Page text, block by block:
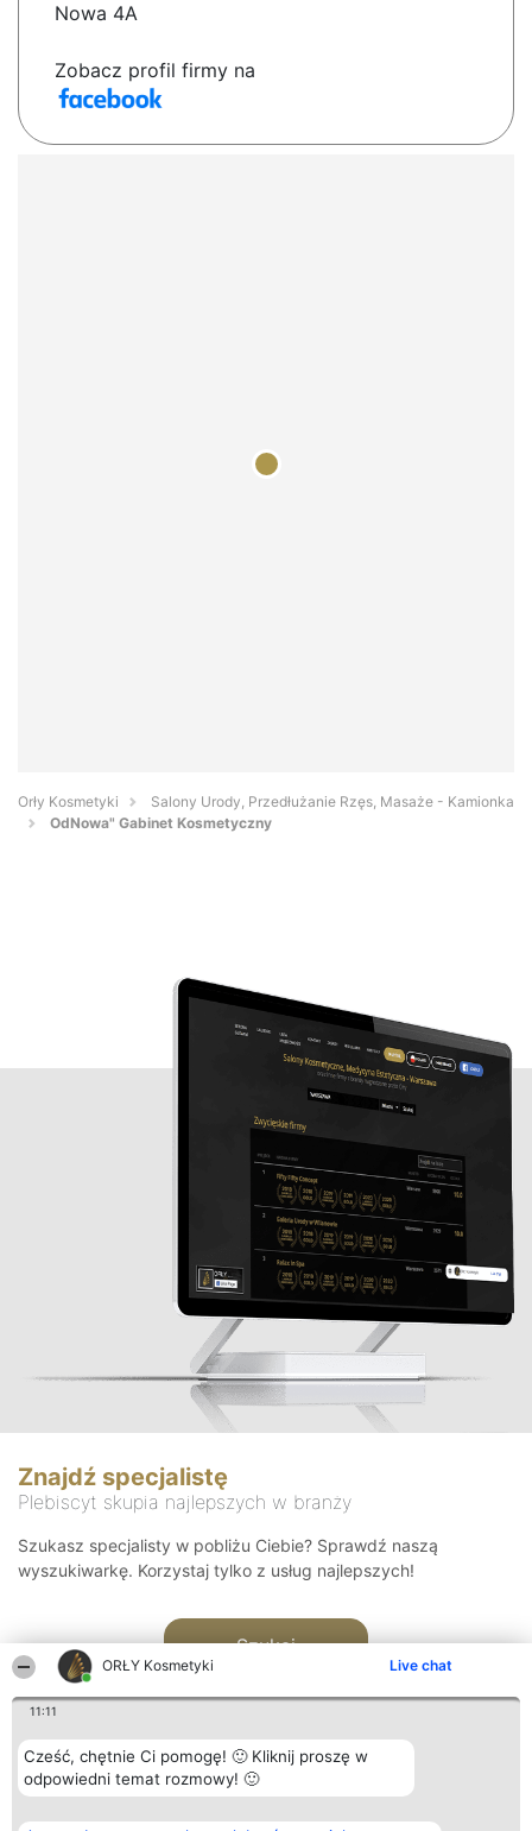
ORŁY Kosmetyki Live chat
11:11
Cześć, chętnie Ci pomogę! 🙂 Kliknij proszę w
odpowiedni temat rozmowy! 🙂
Nowa 4A
Zobacz profil firmy na
Orły Kosmetyki
Salony Urody, Przedłużanie Rzęs, Masaże - Kamionka
OdNowa" Gabinet Kosmetyczny
Znajdź specjalistę
Plebiscyt skupia najlepszych w branży
Szukasz specjalisty w pobliżu Ciebie? Sprawdź naszą
wyszukiwarkę. Korzystaj tylko z usług najlepszych!
Szukaj
Organizator plebiscytu Plebiscyt Blog Kontakt